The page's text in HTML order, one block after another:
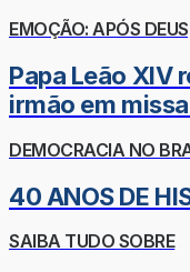
EMOÇÃO: APÓS
Papa Leão XIV
irmão em
DEMOCRACIA NO
40 ANOS DE
SAIBA TUDO SOBRE